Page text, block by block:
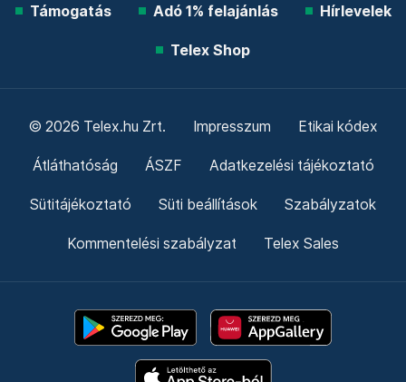
Támogatás Adó 1% felajánlás Hírlevelek
Telex Shop
© 2026 Telex.hu Zrt. Impresszum Etikai kódex
Átláthatóság ÁSZF Adatkezelési tájékoztató
Sütitájékoztató Süti beállítások Szabályzatok
Kommentelési szabályzat Telex Sales